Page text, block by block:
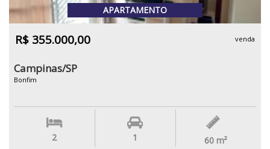
APARTAMENTO
R$ 355.000,00 venda
Campinas/SP
Bonfim
2 1 60 m²